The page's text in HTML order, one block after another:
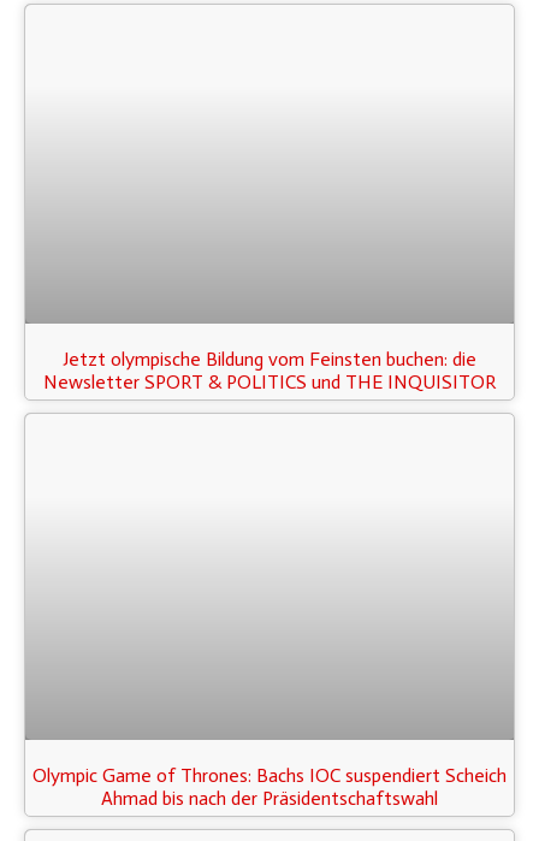
Jetzt olympische Bildung vom Feinsten buchen: die
Newsletter SPORT & POLITICS und THE INQUISITOR
Olympic Game of Thrones: Bachs IOC suspendiert Scheich
Ahmad bis nach der Präsidentschaftswahl